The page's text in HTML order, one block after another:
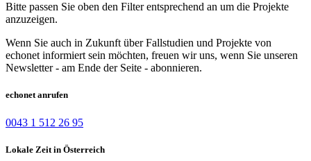
Bitte passen Sie oben den Filter entsprechend an um die Projekte
anzuzeigen.
Wenn Sie auch in Zukunft über Fallstudien und Projekte von
echonet informiert sein möchten, freuen wir uns, wenn Sie unseren
Newsletter - am Ende der Seite - abonnieren.
echonet anrufen
0043 1 512 26 95
Lokale Zeit in Österreich